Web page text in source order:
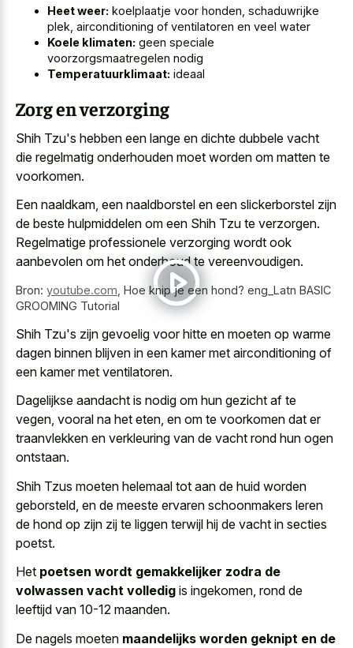
Heet weer: koelplaatje voor honden, schaduwrijke
plek, airconditioning of ventilatoren en veel water
Koele klimaten: geen speciale
voorzorgsmaatregelen nodig
Temperatuurklimaat: ideaal
Zorg en verzorging
Shih Tzu's hebben een lange en dichte dubbele vacht
die regelmatig onderhouden moet worden om matten te
voorkomen.
Een naaldkam, een naaldborstel en een slickerborstel zijn
de beste hulpmiddelen om een Shih Tzu te verzorgen.
Regelmatige professionele verzorging wordt ook
aanbevolen om het onderhoud te vereenvoudigen.
Bron: youtube.com Hoe knip je een hond? eng_Latn BASIC
GROOMING Tutorial
Shih Tzu's zijn gevoelig voor hitte en moeten op warme
dagen binnen blijven in een kamer met airconditioning of
een kamer met ventilatoren.
Dagelijkse aandacht is nodig om hun gezicht af te
vegen, vooral na het eten, en om te voorkomen dat er
traanvlekken en verkleuring van de vacht rond hun ogen
ontstaan.
Shih Tzus moeten helemaal tot aan de huid worden
geborsteld, en de meeste ervaren schoonmakers leren
de hond op zijn zij te liggen terwijl hij de vacht in secties
poetst.
Het poetsen wordt gemakkelijker zodra de
volwassen vacht volledig is ingekomen, rond de
leeftijd van 10-12 maanden.
De nagels moeten maandelijks worden geknipt en de